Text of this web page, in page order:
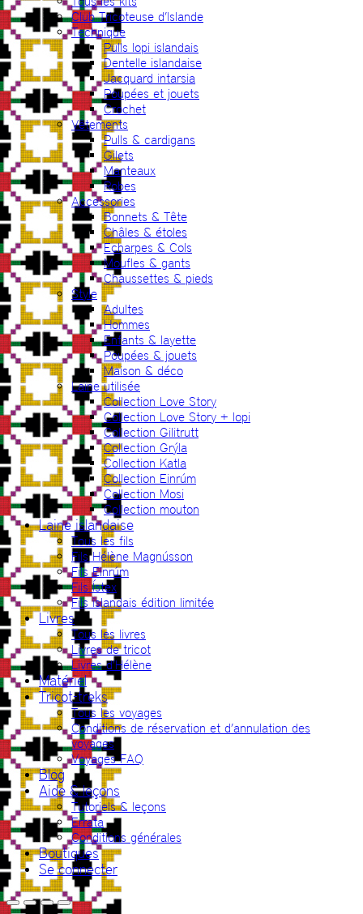
Club Tricoteuse d’Islande
Technique
Pulls lopi islandais
Dentelle islandaise
Jacquard intarsia
Poupées et jouets
Crochet
Vêtements
Pulls & cardigans
Gilets
Manteaux
Robes
Accessories
Bonnets & Tête
Châles & étoles
Echarpes & Cols
Moufles & gants
Chaussettes & pieds
Style
Adultes
Hommes
Enfants & layette
Poupées & jouets
Maison & déco
Laine utilisée
Collection Love Story
Collection Love Story + lopi
Collection Gilitrutt
Collection Grýla
Collection Katla
Collection Einrúm
Collection Mosi
Collection mouton
Laine islandaise
Tous les fils
Fils Hélène Magnússon
Fils Einrúm
Fils Ístex
Fils islandais édition limitée
Livres
Tous les livres
Livres de tricot
Livres d’Hélène
Matériel
Tricot-treks
Tous les voyages
Conditions de réservation et d’annulation des
voyages
Voyages FAQ
Blog
Aide & leçons
Tutoriels & leçons
Errata
Conditions générales
Boutiques
Se connecter